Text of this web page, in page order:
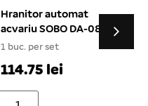
Filtru acvariu de
burete cu talpa Ø12
XY-280
1 buc. per set